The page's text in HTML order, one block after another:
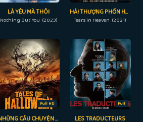
LÀ YÊU MÀ THÔI
Nothing But You (2023)
HẢI THƯỢNG PHỒN HOA
Tears in Heaven (2021)
Full HD
NHỮNG CÂU CHUYỆN ĐÊM HALLOWEEN
Full
LES TRADUCTEURS